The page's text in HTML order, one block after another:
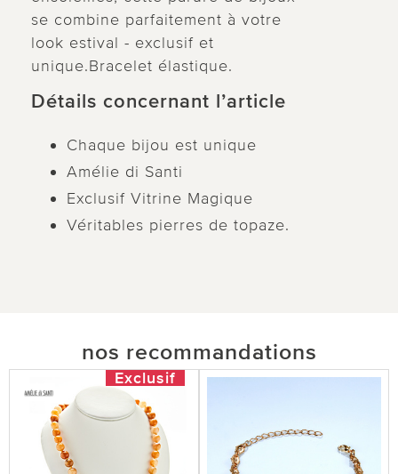
se combine parfaitement à votre
look estival - exclusif et
unique.Bracelet élastique.
Détails concernant l’article
Chaque bijou est unique
Amélie di Santi
Exclusif Vitrine Magique
Véritables pierres de topaze.
nos recommandations
Exclusif